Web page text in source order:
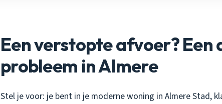
Een verstopte afvoer? Een
probleem in Almere
Stel je voor: je bent in je moderne woning in Almere Stad,